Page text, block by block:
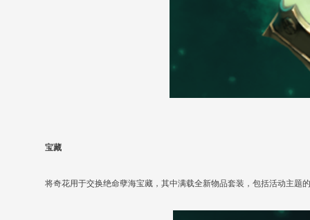
宝藏
将奇花用于交换绝命孽海宝藏，其中满载全新物品套装，包括活动主题